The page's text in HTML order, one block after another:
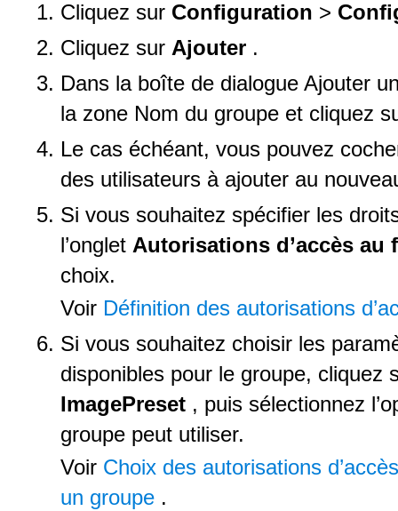
Cliquez sur Configuration >
Cliquez sur Ajouter .
Dans la boîte de dialogue Ajouter
la zone Nom du groupe et cliquez
Le cas échéant, vous pouvez
des utilisateurs à ajouter au
Si vous souhaitez spécifier les
l’onglet Autorisations d’accès
choix.
Voir Définition des autorisations
Si vous souhaitez choisir les
disponibles pour le groupe, cliquez
ImagePreset , puis sélectionnez
groupe peut utiliser.
Voir Choix des autorisations
un groupe .